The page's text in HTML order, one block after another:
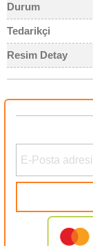
Durum
Tedarikçi
Resim Detay